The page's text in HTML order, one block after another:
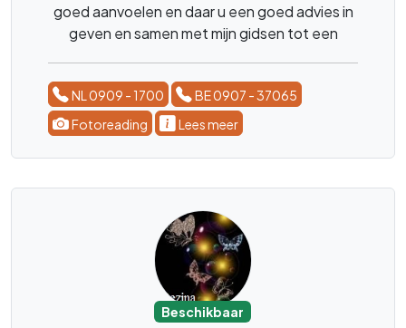
goed aanvoelen en daar u een goed advies in
geven en samen met mijn gidsen tot een
NL 0909 - 1700
BE 0907 - 37065
Fotoreading
Lees meer
Beschikbaar